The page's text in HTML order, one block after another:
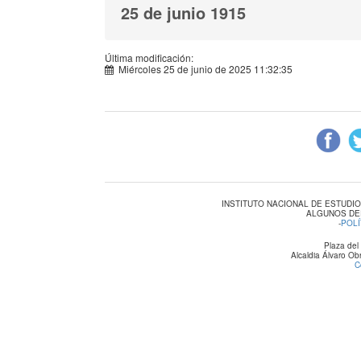
25 de junio 1915
Última modificación:
Miércoles 25 de junio de 2025 11:32:35
INSTITUTO NACIONAL DE
ALGUNOS
-
Plaza
Alcaldia Álvaro